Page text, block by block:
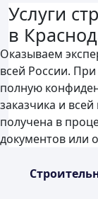
Услуги
в
Оказываем
всей России.
полную
заказчика и
получена в
документов или